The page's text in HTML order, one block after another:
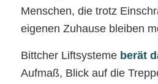
Menschen, die trotz
eigenen Zuhause bleiben
Bittcher Liftsysteme berät
Aufmaß, Blick auf die